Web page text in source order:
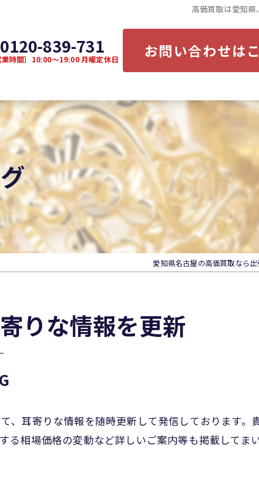
高価買取は愛知
0120-839-731
業時間］10:00～19:00 月曜定休日 お問い合わせは
愛知県名古屋の高価買取なら
りな情報を更新
、耳寄りな情報を随時更新して発信しております。
る相場価格の変動など詳しいご案内等も掲載してま